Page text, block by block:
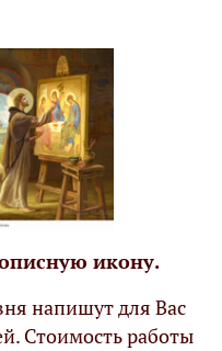
икону.
напишут для Вас
Стоимость работы